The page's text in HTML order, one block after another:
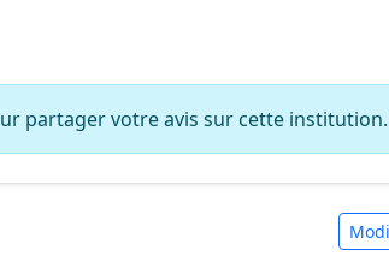
partager votre avis sur cette institution.